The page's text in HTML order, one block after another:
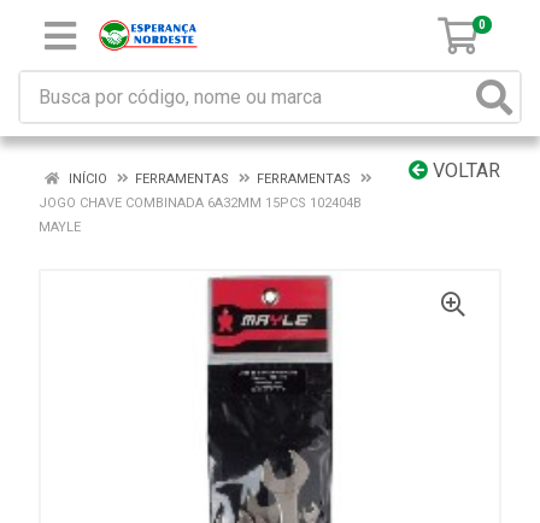
0
VOLTAR
INÍCIO FERRAMENTAS
FERRAMENTAS
JOGO CHAVE COMBINADA 6A32MM 15PCS 102404B
MAYLE